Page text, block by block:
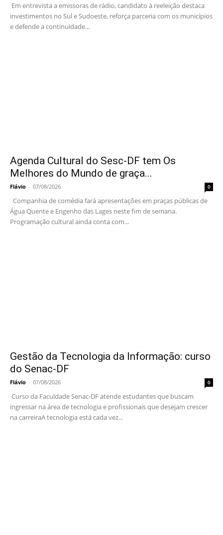
Em entrevista a emissoras de rádio, candidato à reeleição destaca
investimentos no Sul e Sudoeste, reforça parceria com os municípios
e defende a continuidade...
Agenda Cultural do Sesc-DF tem Os
Melhores do Mundo de graça...
Flávio - 07/08/2026 0
Companhia de comédia fará apresentações em praças públicas de
Água Quente e Engenho das Lages neste fim de semana.
Programação cultural ainda conta com...
Gestão da Tecnologia da Informação: curso
do Senac-DF
Flávio - 07/08/2026 0
Curso da Faculdade Senac-DF atende estudantes que buscam
ingressar na área de tecnologia e profissionais que desejam crescer
na carreiraA tecnologia está cada vez...